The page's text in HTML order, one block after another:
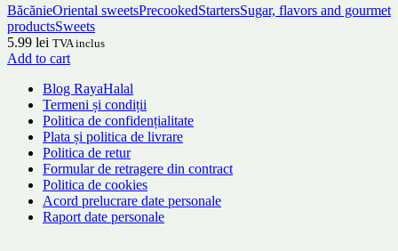
BăcănieOriental sweetsPrecookedStartersSugar, flavors and gourmet
productsSweets
5.99 lei TVA inclus
Add to cart
Blog RayaHalal
Termeni și condiții
Politica de confidențialitate
Plata și politica de livrare
Politica de retur
Formular de retragere din contract
Politica de cookies
Acord prelucrare date personale
Raport date personale